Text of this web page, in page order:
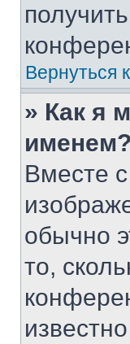
Вернуться
» Как я
именем?
Вместе
обычно
то,